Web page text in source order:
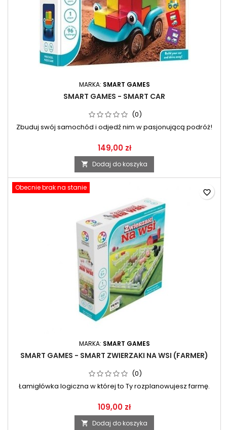
MARKA: SMART GAMES
SMART GAMES - SMART CAR
(0)
Zbuduj swój samochód i odjedź nim w pasjonującą podróż!
149,00 zł
 Dodaj do koszyka
Obecnie brak na stanie
MARKA: SMART GAMES
SMART GAMES - SMART ZWIERZAKI NA WSI (FARMER)
(0)
Łamigłówka logiczna w której to Ty rozplanowujesz farmę.
109,00 zł
 Dodaj do koszyka
favorite_border